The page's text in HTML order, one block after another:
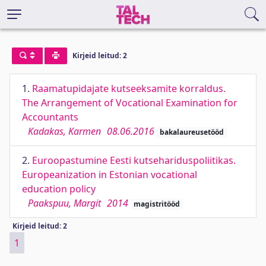
Kirjeid leitud: 2
1. Raamatupidajate kutseeksamite korraldus.
The Arrangement of Vocational Examination for
Accountants
Kadakas, Karmen 08.06.2016 bakalaureusetööd
2. Euroopastumine Eesti kutsehariduspoliitikas.
Europeanization in Estonian vocational
education policy
Paakspuu, Margit 2014 magistritööd
Kirjeid leitud: 2
1